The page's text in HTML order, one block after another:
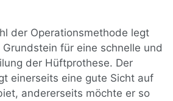
der Operationsmethode legt
für eine schnelle und
der Hüftprothese. Der
einerseits eine gute Sicht auf
andererseits möchte er so